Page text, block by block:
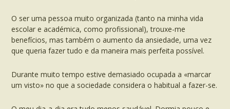
O ser uma pessoa muito organizada (tanto na minha vida
escolar e académica, como profissional), trouxe-me
benefícios, mas também o aumento da ansiedade, uma vez
que queria fazer tudo e da maneira mais perfeita possível.
Durante muito tempo estive demasiado ocupada a «marcar
um visto» no que a sociedade considera o habitual a fazer-se.